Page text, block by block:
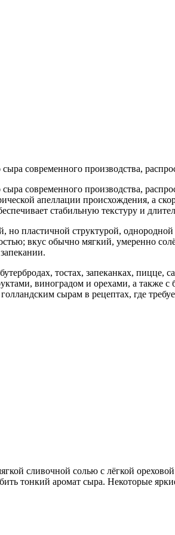
современного производства,
современного производства,
апеллации происхождения, а
стабильную текстуру и
но пластичной структурой,
вкус обычно мягкий, умеренно
тостах, запеканках,
виноградом и орехами, а
сырам в рецептах, где
сливочной солью с лёгкой
тонкий аромат сыра. Некоторые